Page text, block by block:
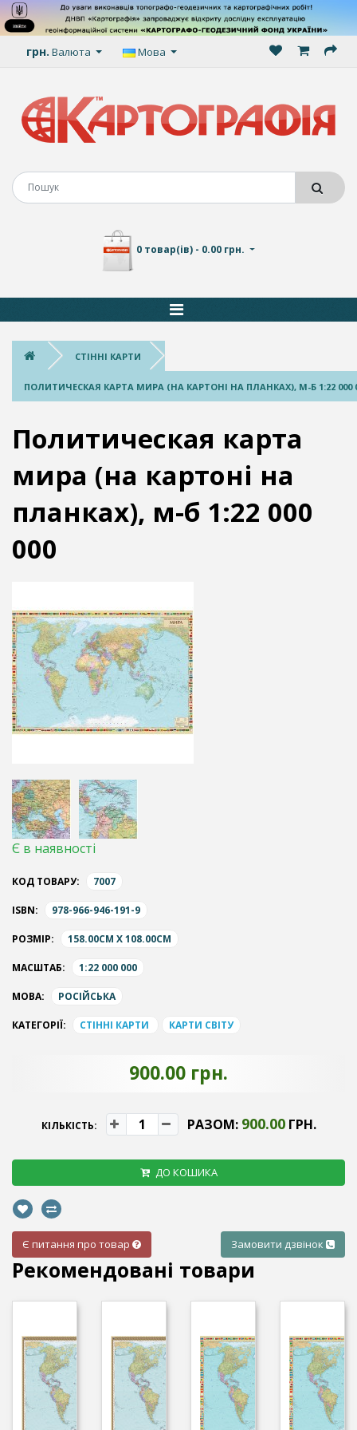
грн. Валюта Мова
0 товар(ів) - 0.00 грн.
СТІННІ КАРТИ
ПОЛИТИЧЕСКАЯ КАРТА МИРА (НА КАРТОНІ НА ПЛАНКАХ), М-Б 1:22 000
Политическая карта
мира (на картоні на
планках), м-б 1:22 000
000
Є в наявності
КОД ТОВАРУ: 7007
ISBN: 978-966-946-191-9
РОЗМІР: 158.00CM X 108.00CM
МАСШТАБ: 1:22 000 000
МОВА: РОСІЙСЬКА
КАТЕГОРІЇ: СТІННІ КАРТИ КАРТИ СВІТУ
900.00 грн.
КІЛЬКІСТЬ: РАЗОМ: 900.00ГРН.
ДО КОШИКА
Є питання про товар Замовити дзвінок
Рекомендовані товари